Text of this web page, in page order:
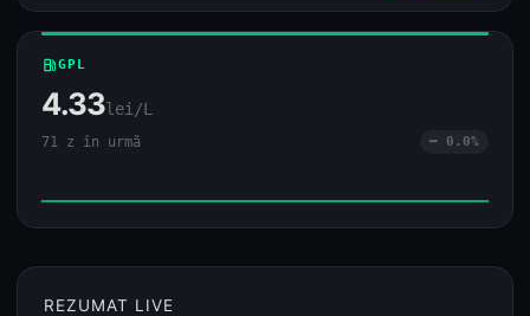
local_gas_stationGPL
4.33lei/L
71 z în urmă ━ 0.0%
REZUMAT LIVE